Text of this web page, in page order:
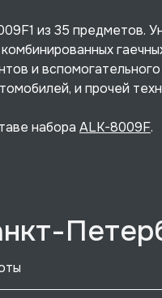
из 35 предметов.
и
и прочей
набора ALK-8009F.